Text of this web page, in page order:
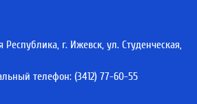
Республика, г. Ижевск, ул. Студенческая,
телефон: (3412) 77-60-55